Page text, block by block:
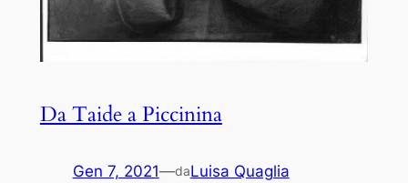
Da Taide a Piccinina
Gen 7, 2021—daLuisa Quaglia